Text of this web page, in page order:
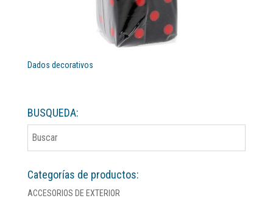
Dados decorativos
BUSQUEDA:
Categorías de productos:
ACCESORIOS DE EXTERIOR